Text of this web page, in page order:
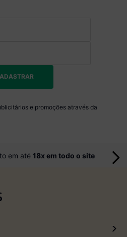
e promoções através da
em até 18x em todo o site